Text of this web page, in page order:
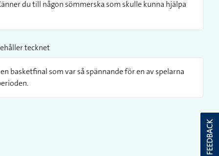
du till någon sömmerska som skulle kunna hjälpa
tecknet
basketfinal som var så spännande för en av spelarna
FEEDBACK